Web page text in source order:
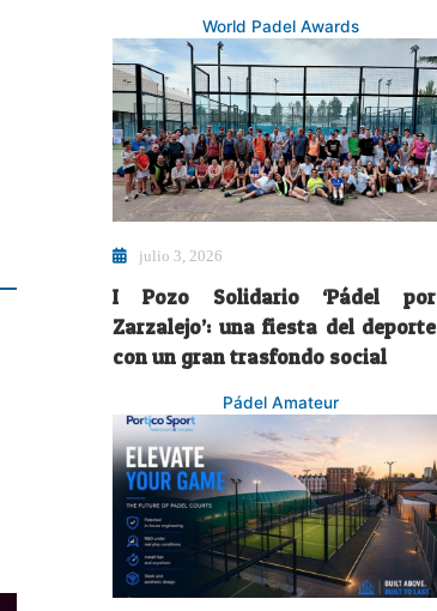
World Padel Awards
julio 3, 2026
I Pozo Solidario ‘Pádel por
Zarzalejo’: una fiesta del deporte
con un gran trasfondo social
Pádel Amateur